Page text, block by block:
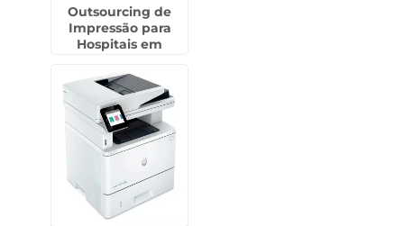
Outsourcing de
Impressão para
Hospitais em